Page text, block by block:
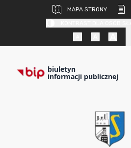
MAPA STRONY
biuletyn
informacji publicznej